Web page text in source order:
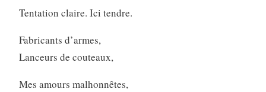
Tentation claire. Ici tendre.
Fabricants d’armes,
Lanceurs de couteaux,
Mes amours malhonnêtes,